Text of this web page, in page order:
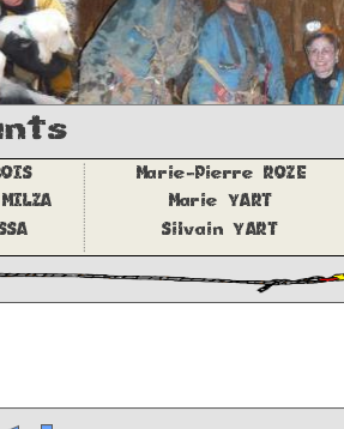
Marie-Pierre ROZE
Marie YART
Silvain YART